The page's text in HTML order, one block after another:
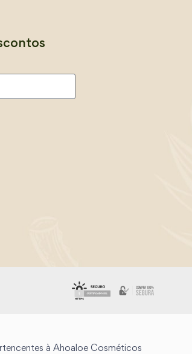
à Ahoaloe Cosméticos